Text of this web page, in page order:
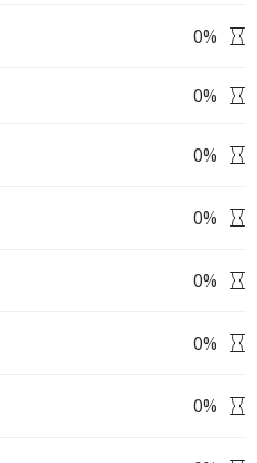
0%
0%
0%
0%
0%
0%
0%